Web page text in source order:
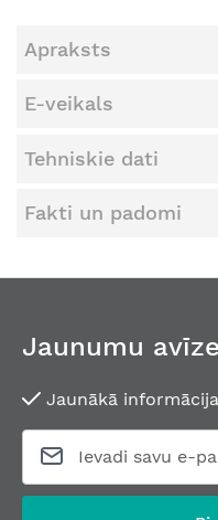
Apraksts
E-veikals
Tehniskie dati
Fakti un padomi
Jaunumu avīze
Jaunākā informācija